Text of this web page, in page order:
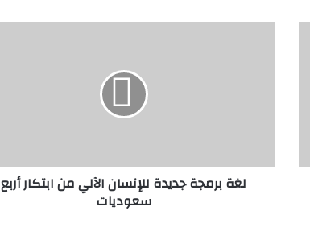
ج
لغة برمجة جديدة للإنسان الآلي من ابتكار أربع
سعوديات